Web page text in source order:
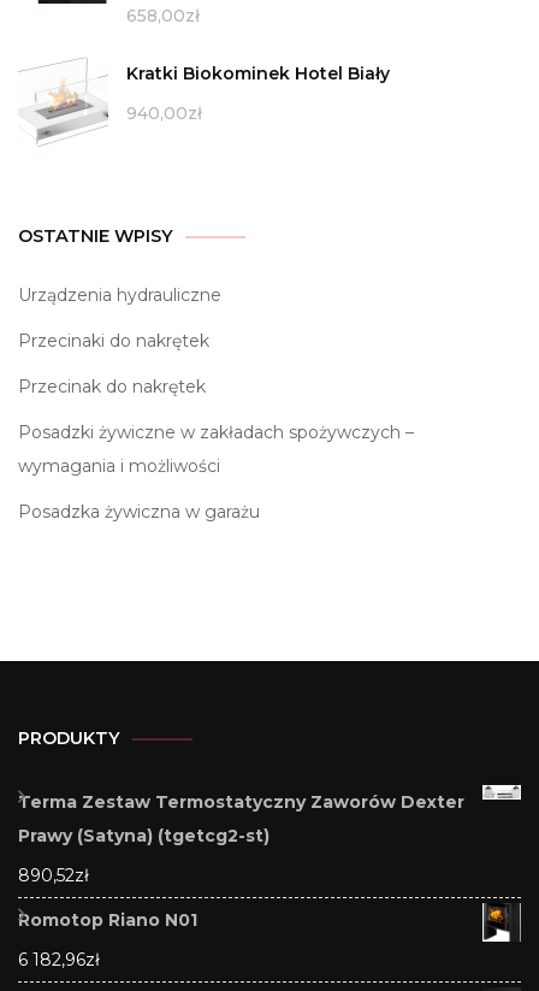
658,00zł
Kratki Biokominek Hotel Biały
940,00zł
OSTATNIE WPISY
Urządzenia hydrauliczne
Przecinaki do nakrętek
Przecinak do nakrętek
Posadzki żywiczne w zakładach spożywczych –
wymagania i możliwości
Posadzka żywiczna w garażu
PRODUKTY
Terma Zestaw Termostatyczny Zaworów Dexter
Prawy (Satyna) (tgetcg2-st)
890,52zł
Romotop Riano N01
6 182,96zł